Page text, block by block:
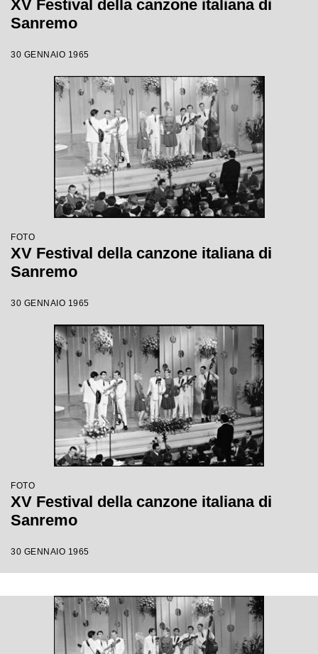
XV Festival della canzone italiana di
Sanremo
30 GENNAIO 1965
FOTO
XV Festival della canzone italiana di
Sanremo
30 GENNAIO 1965
FOTO
XV Festival della canzone italiana di
Sanremo
30 GENNAIO 1965